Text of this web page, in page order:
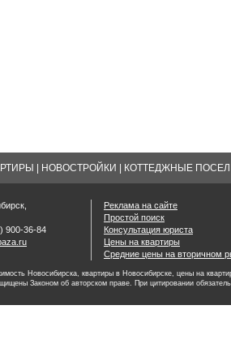
НОВОСТРОЙКИ КОТТЕДЖНЫЕ
900-36-84
Реклама на сайте
Простой поиск
Консультация юриста
Цены на квартиры
Средние цены на вторичном
Новосибирска, квартиры в Новосибирске, цены на
Законом об авторском праве. При цитировании